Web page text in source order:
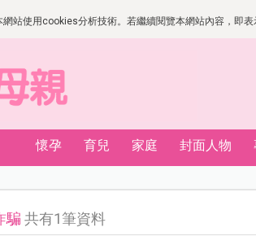
站使用cookies分析技術。若繼續閱覽本網站內容，即
懷孕 育兒 家庭 封面人物
騙 共有1筆資料